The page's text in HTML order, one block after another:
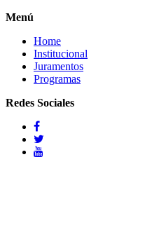
Menú
Home
Institucional
Juramentos
Programas
Redes Sociales